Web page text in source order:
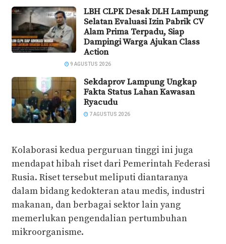
LBH CLPK Desak DLH Lampung
Selatan Evaluasi Izin Pabrik CV
Alam Prima Terpadu, Siap
Dampingi Warga Ajukan Class
Action
9 AGUSTUS 2026
Sekdaprov Lampung Ungkap
Fakta Status Lahan Kawasan
Ryacudu
7 AGUSTUS 2026
Kolaborasi kedua perguruan tinggi ini juga
mendapat hibah riset dari Pemerintah Federasi
Rusia. Riset tersebut meliputi diantaranya
dalam bidang kedokteran atau medis, industri
makanan, dan berbagai sektor lain yang
memerlukan pengendalian pertumbuhan
mikroorganisme.